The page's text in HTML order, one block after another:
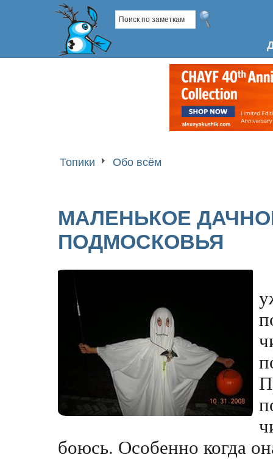
Топики Обо всём
МАЛЕНЬКОЕ
ПОДМОСКОВЬЯ
боюсь. Особенно когда